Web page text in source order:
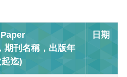
期刊名稱，出版年
迄)
日期